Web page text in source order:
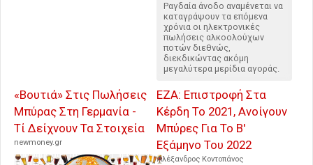
Ραγδαία άνοδο αναμένεται να
καταγράψουν τα επόμενα
χρόνια οι ηλεκτρονικές
πωλήσεις αλκοολούχων
ποτών διεθνώς,
διεκδικώντας ακόμη
μεγαλύτερα μερίδια αγοράς.
«Βουτιά» Στις Πωλήσεις
Μπύρας Στη Γερμανία -
Τί Δείχνουν Τα Στοιχεία
newmoney.gr
ΕΖΑ: Επιστροφή Στα
Κέρδη Το 2021, Ανοίγουν
Μπύρες Για Το Β'
Εξάμηνο Του 2022
Αλέξανδρος Κοντοπάνος